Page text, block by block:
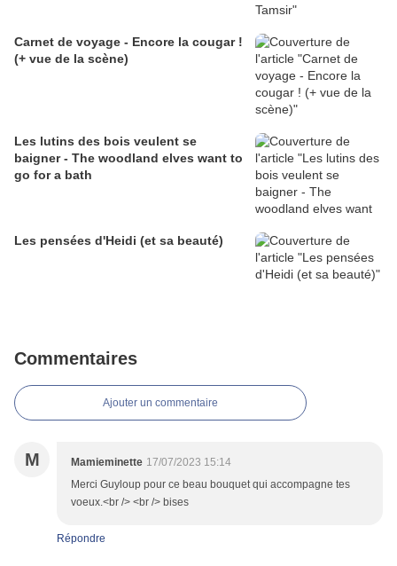
Carnet de voyage - Encore la cougar !
(+ vue de la scène)
Les lutins des bois veulent se
baigner - The woodland elves want to
go for a bath
Les pensées d'Heidi (et sa beauté)
Commentaires
Ajouter un commentaire
M Mamieminette 17/07/2023 15:14
Merci Guyloup pour ce beau bouquet qui accompagne tes
voeux.<br /> <br /> bises
Répondre